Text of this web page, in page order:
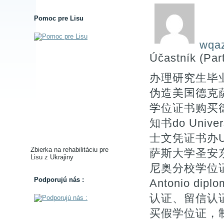
Pomoc pre Lisu
Zbierka na rehabilitáciu pre
Lisu z Ukrajiny
Podporujú nás :
Účastník
办理研究生毕
伪造美国德克
学位证书购买
知书do
士文凭证书办
萨斯大学圣安
尼奥分校学
Antonio
认证、留信认
买假学位证，